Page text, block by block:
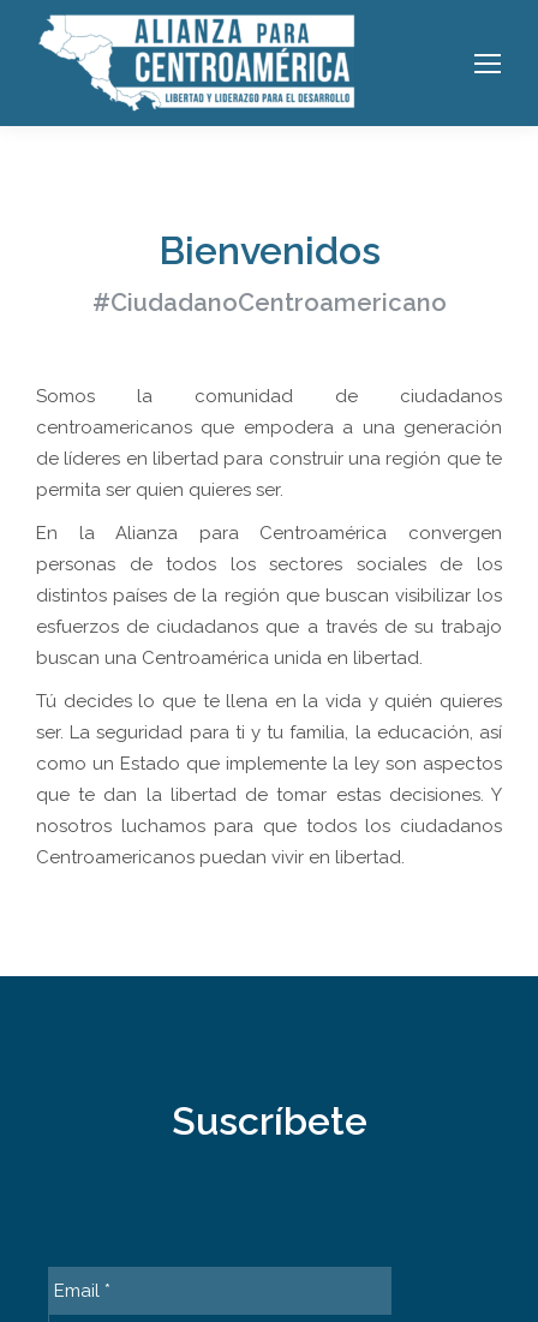
Bienvenidos
#CiudadanoCentroamericano
Somos la comunidad de ciudadanos
centroamericanos que empodera a una generación
de líderes en libertad para construir una región que te
permita ser quien quieres ser.
En la Alianza para Centroamérica convergen
personas de todos los sectores sociales de los
distintos países de la región que buscan visibilizar los
esfuerzos de ciudadanos que a través de su trabajo
buscan una Centroamérica unida en libertad.
Tú decides lo que te llena en la vida y quién quieres
ser. La seguridad para ti y tu familia, la educación, así
como un Estado que implemente la ley son aspectos
que te dan la libertad de tomar estas decisiones. Y
nosotros luchamos para que todos los ciudadanos
Centroamericanos puedan vivir en libertad.
Suscríbete
Email *